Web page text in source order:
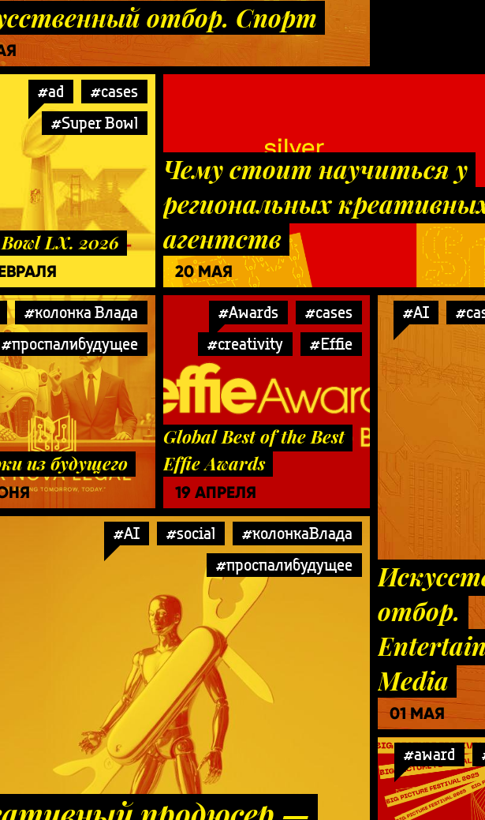
отбор. Спорт
#ad
#cases
#Super Bowl
LX. 2026
Чему стоит научиться у
региональных
агентств
20 МАЯ
#колонка Влада
#проспалибудущее
из будущего
#Awards
#cases
#creativity
#Effie
Global Best of the Best
Effie Awards
19 АПРЕЛЯ
#AI
отбор.
Media
01 МАЯ
#AI #social
#колонкаВлада
#проспалибудущее
#award